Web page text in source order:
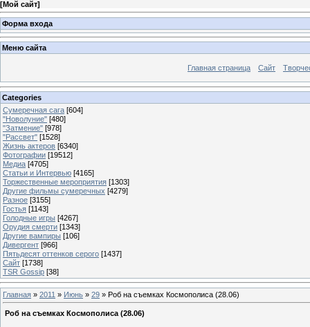
[Мой сайт]
Форма входа
Меню сайта
Главная страница Сайт
Categories
Сумеречная сага [604]
"Новолуние" [480]
"Затмение" [978]
"Рассвет" [1528]
Жизнь актеров [6340]
Фотографии [19512]
Медиа [4705]
Статьи и Интервью [4165]
Торжественные мероприятия [1303]
Другие фильмы сумеречных [4279]
Разное [3155]
Гостья [1143]
Голодные игры [4267]
Орудия смерти [1343]
Другие вампиры [106]
Дивергент [966]
Пятьдесят оттенков серого [1437]
Сайт [1738]
TSR Gossip [38]
Главная » 2011 » Июнь » 29 » Роб на съемках Космополиса (28.06)
Роб на съемках Космополиса (28.06)